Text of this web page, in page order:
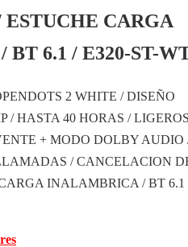
ESTUCHE CARGA
6.1 / E320-ST-
2 WHITE / DISEÑO
/ HASTA 40 HORAS /
+ MODO DOLBY AUDIO
/ CANCELACION
INALAMBRICA / BT 6.1